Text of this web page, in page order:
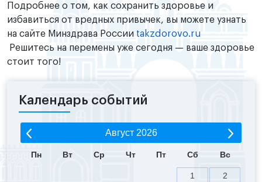
Подробнее о том, как сохранить здоровье и
избавиться от вредных привычек, вы можете узнать
на сайте Минздрава России takzdorovo.ru
Решитесь на перемены уже сегодня — ваше здоровье
стоит того!
Календарь событий
Август 2026
Пн Вт Ср Чт Пт Сб Вс
1 2